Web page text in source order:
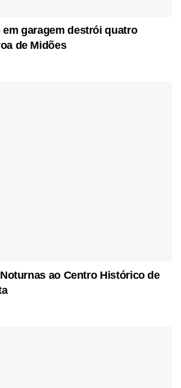
garagem destrói quatro
de Midões
ao Centro Histórico de